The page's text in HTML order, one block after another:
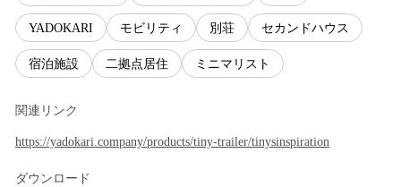
YADOKARI モビリティ 別荘 セカンドハウス
宿泊施設 二拠点居住 ミニマリスト
関連リンク
https://yadokari.company/products/tiny-trailer/tinysinspiration
ダウンロード